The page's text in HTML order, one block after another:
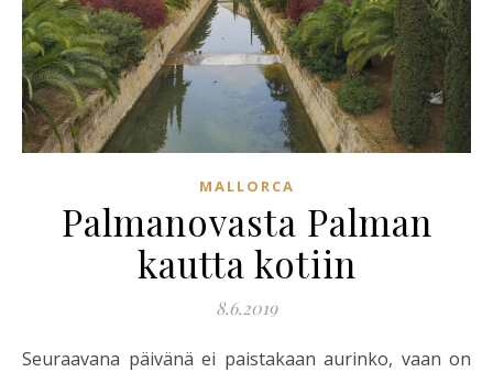
MALLORCA
Palmanovasta Palman
kautta kotiin
8.6.2019
Seuraavana päivänä ei paistakaan aurinko, vaan on